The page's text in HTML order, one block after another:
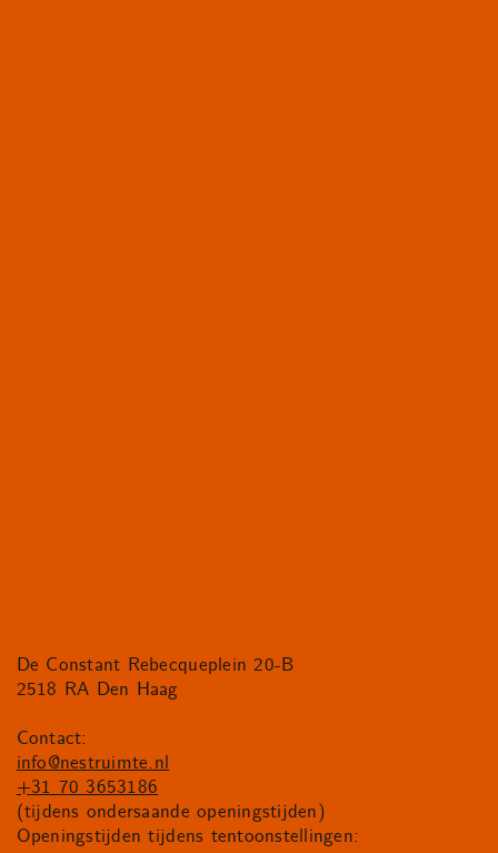
De Constant Rebecqueplein 20-B
2518 RA Den Haag
Contact:
info@nestruimte.nl
+31 70 3653186
(tijdens ondersaande openingstijden)
Openingstijden tijdens tentoonstellingen: